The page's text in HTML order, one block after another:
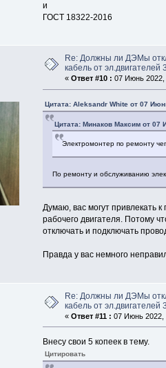
и
ГОСТ 18322-2016
Re: Должны ли ДЭМы
кабель от эл.двигателей
« Ответ #10 : 07 Июнь 2022,
Цитата: Aleksandr White от 07
Цитата: Минаков Максим от 07
Электромонтер по ремонту
По ремонту и обслуживанию
Думаю, вас могут привлекать
рабочего двигателя. Потому
отключать и подключать
Правда у вас немного
Re: Должны ли ДЭМы
кабель от эл.двигателей
« Ответ #11 : 07 Июнь 2022,
Внесу свои 5 копеек в тему.
Цитировать